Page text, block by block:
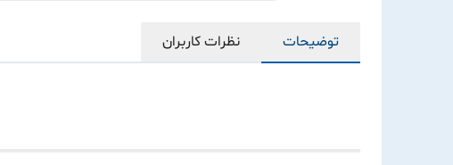
توضیحات نظرات کاربران